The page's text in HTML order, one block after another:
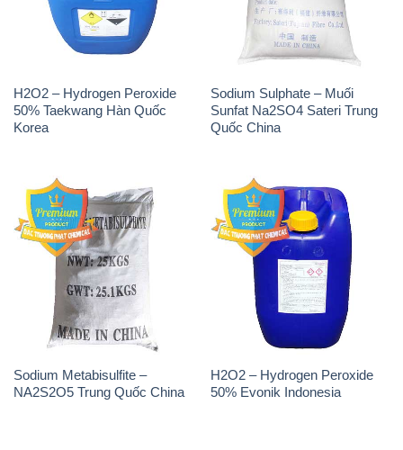
Quốc China
Sodium Metabisulfite –
NA2S2O5 Trung Quốc China
H2O2 – Hydrogen Peroxide
50% Evonik Indonesia